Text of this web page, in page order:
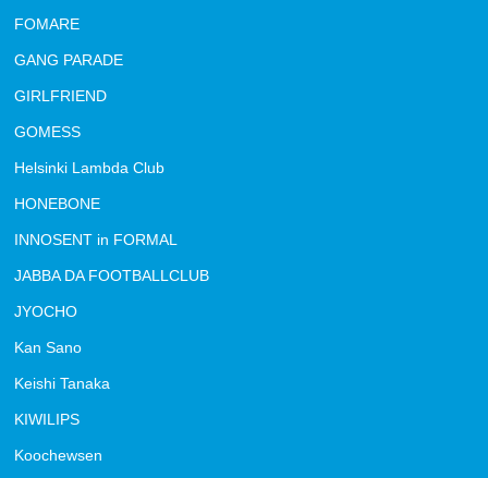
FOMARE
GANG PARADE
GIRLFRIEND
GOMESS
Helsinki Lambda Club
HONEBONE
INNOSENT in FORMAL
JABBA DA FOOTBALLCLUB
JYOCHO
Kan Sano
Keishi Tanaka
KIWILIPS
Koochewsen